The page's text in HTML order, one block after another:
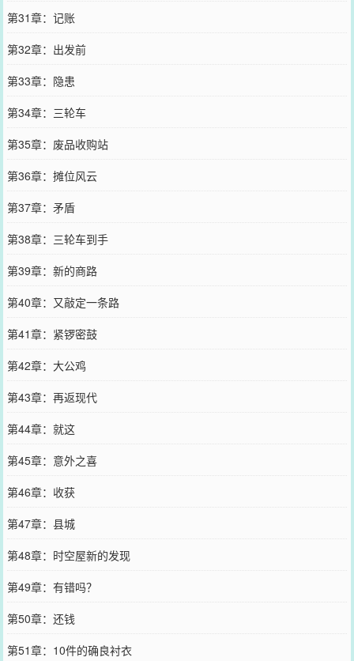
第31章：记账
第32章：出发前
第33章：隐患
第34章：三轮车
第35章：废品收购站
第36章：摊位风云
第37章：矛盾
第38章：三轮车到手
第39章：新的商路
第40章：又敲定一条路
第41章：紧锣密鼓
第42章：大公鸡
第43章：再返现代
第44章：就这
第45章：意外之喜
第46章：收获
第47章：县城
第48章：时空屋新的发现
第49章：有错吗？
第50章：还钱
第51章：10件的确良衬衣